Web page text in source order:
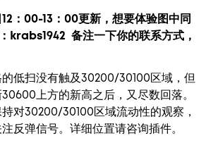
：00-13：00更新， 想要体验图中 同
krabs1942 备注一下你的联系方式，
低扫没有触及30200/30100区域，但
上方的新高之后，又尽数回落。
对30200/30100区域流动性的观察，
反弹信号。详细位置请咨询插件。